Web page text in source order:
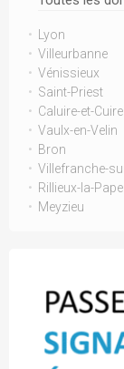
Lyon
Villeurbanne
Vénissieux
Saint-Priest
Caluire-et-Cuire
Vaulx-en-Velin
Bron
Villefranche-
Rillieux-la-Pape
Meyzieu